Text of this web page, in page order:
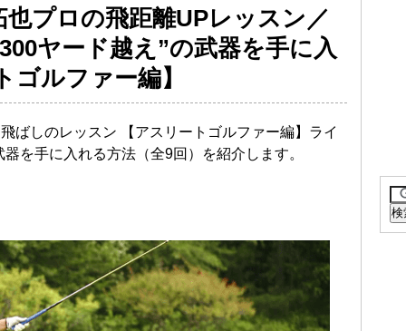
プロの飛距離UPレッスン／
ヤード越え”の武器を手に入
ゴルファー編】
ばしのレッスン 【アスリートゴルファー編】ライ
を手に入れる方法（全9回）を紹介します。